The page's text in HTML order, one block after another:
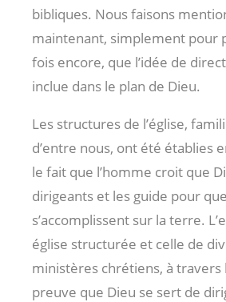
bibliques. Nous faisons
maintenant, simplement pour
fois encore, que l’idée de
inclue dans le plan de Dieu.
Les structures de l’église,
d’entre nous, ont été établies
le fait que l’homme croit que
dirigeants et les guide pour
s’accomplissent sur la terre.
église structurée et celle de
ministères chrétiens, à travers
preuve que Dieu se sert de